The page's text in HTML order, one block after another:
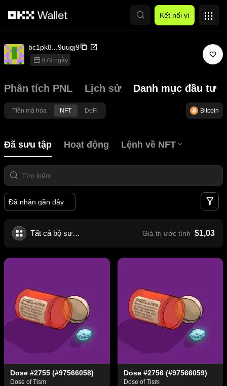
Kết nối ví
bc1pk8...9uugj9
879 ngày
Phân tích PNL Lịch sử Danh mục đầu tư
Tiền mã hóa NFT DeFi Bitcoin
Đã sưu tập Hoạt động Lệnh về NFT
Đã nhận gần đây
Tất cả bộ sưu tập Giá trị ước tính $1,03
Dose #2755 (#97566058)
Dose of Tism
Dose #2756 (#97566059)
Dose of Tism